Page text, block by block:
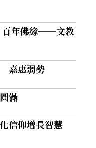
百年佛緣──文教
嘉惠弱勢
滿
信仰增長智慧